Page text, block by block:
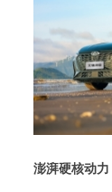
澎湃硬核动